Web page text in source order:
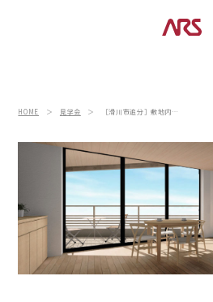
展示場
資料請求
建築実例
コラム
インタビュー
土地情報
HOME ＞ 見学会 ＞ ［滑川市追分］敷地内同居を愉しむ２階リビングの家